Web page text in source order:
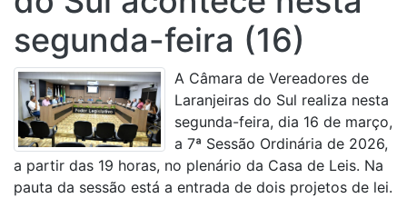
segunda-feira (16)
A Câmara de Vereadores de
Laranjeiras do Sul realiza nesta
segunda-feira, dia 16 de março,
a 7ª Sessão Ordinária de 2026,
a partir das 19 horas, no plenário da Casa de Leis. Na
pauta da sessão está a entrada de dois projetos de lei.